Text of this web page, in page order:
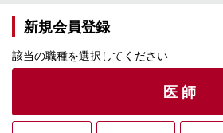
新規会員登録
該当の職種を選択してください
医 師